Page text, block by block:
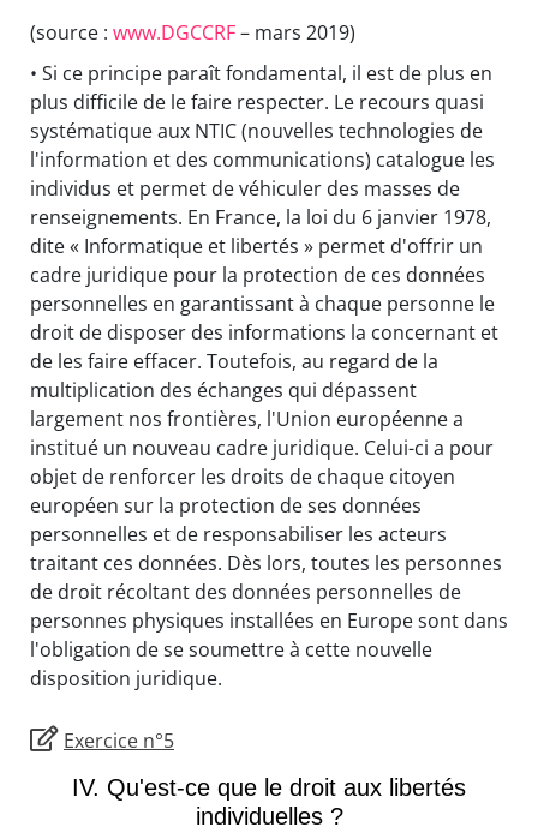
(source : www.DGCCRF– mars 2019)
• Si ce principe paraît fondamental, il est de plus en
plus difficile de le faire respecter. Le recours quasi
systématique aux NTIC (nouvelles technologies de
l'information et des communications) catalogue les
individus et permet de véhiculer des masses de
renseignements. En France, la loi du 6 janvier 1978,
dite « Informatique et libertés » permet d'offrir un
cadre juridique pour la protection de ces données
personnelles en garantissant à chaque personne le
droit de disposer des informations la concernant et
de les faire effacer. Toutefois, au regard de la
multiplication des échanges qui dépassent
largement nos frontières, l'Union européenne a
institué un nouveau cadre juridique. Celui-ci a pour
objet de renforcer les droits de chaque citoyen
européen sur la protection de ses données
personnelles et de responsabiliser les acteurs
traitant ces données. Dès lors, toutes les personnes
de droit récoltant des données personnelles de
personnes physiques installées en Europe sont dans
l'obligation de se soumettre à cette nouvelle
disposition juridique.
Exercice n°5
IV. Qu'est-ce que le droit aux libertés
individuelles ?